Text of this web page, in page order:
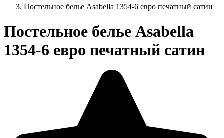
Постельное белье Asabella 1354-6 евро печатный сатин
Постельное белье Asabella
1354-6 евро печатный сатин